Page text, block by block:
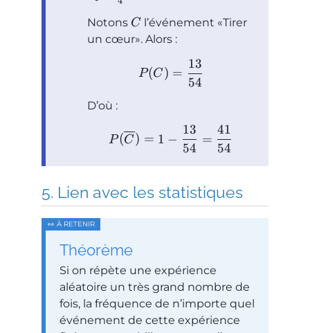
Notons C l’événement
Tirer
un cœur . Alors :
P(C) =
54
13
D’où :
P(C) = 1 −
54
13
=
54
41
Lien avec les statistiques
Théorème
Si on répète une expérience
aléatoire un très grand nombre de
fois, la fréquence de n’importe quel
événement de cette expérience